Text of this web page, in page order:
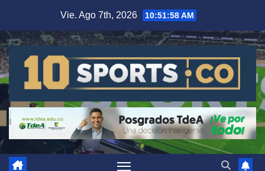
Vie. Ago 7th, 2026 10:51:59 AM